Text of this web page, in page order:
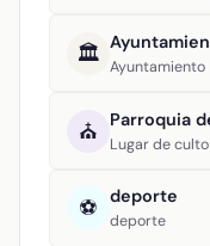
🏛️ Ayuntamiento
⛪ Lugar de culto
⚽ deporte
deporte